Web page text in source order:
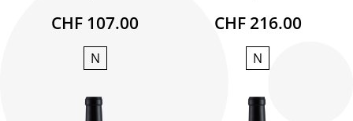
CHF 107.00
N
CHF 216.00
N